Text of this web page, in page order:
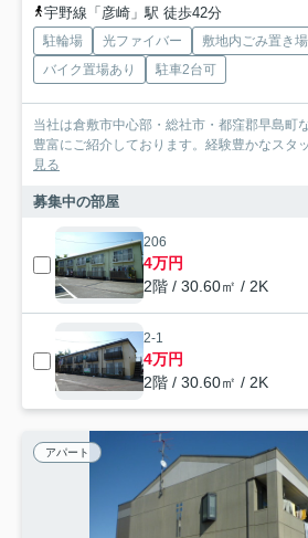
宇野線「彦崎」駅 徒歩42分
駐輪場 光ファイバー 敷地内ごみ置き場
バイク置場あり
駐車2台可
当社は倉敷市中心部・総社市・都窪郡早島町
豊富にご紹介しております。経験豊かなスタ
見る
募集中の部屋
206
4万円
2階 / 30.60㎡ / 2K
2-1
4万円
2階 / 30.60㎡ / 2K
アパート